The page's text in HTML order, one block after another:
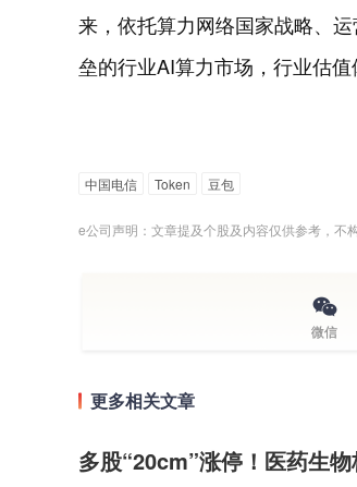
来，依托算力网络国家战略、
垒的行业AI算力市场，行业估
中国电信 Token 豆包
e公司声明：文章提及个股及内容仅供参考，不
微信
更多相关文章
多股“20cm”涨停！医药生